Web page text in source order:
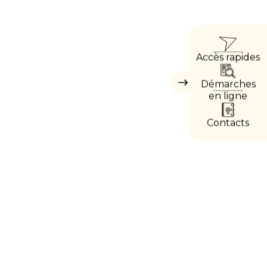
Masquer
Accès rapides
Démarches
en ligne
Contacts